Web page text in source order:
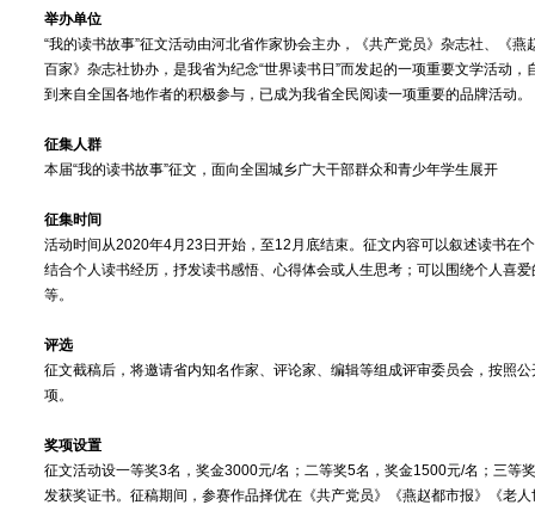
举办单位
“我的读书故事”征文活动由河北省作家协会主办，《共产党员》杂志社、《
百家》杂志社协办，是我省为纪念“世界读书日”而发起的一项重要文学活动
到来自全国各地作者的积极参与，已成为我省全民阅读一项重要的品牌活动。
征集人群
本届“我的读书故事”征文，面向全国城乡广大干部群众和青少年学生展开
征集时间
活动时间从2020年4月23日开始，至12月底结束。征文内容可以叙述读书在
结合个人读书经历，抒发读书感悟、心得体会或人生思考；可以围绕个人喜
等。
评选
征文截稿后，将邀请省内知名作家、评论家、编辑等组成评审委员会，按照
项。
奖项设置
征文活动设一等奖3名，奖金3000元/名；二等奖5名，奖金1500元/名；三等
发获奖证书。征稿期间，参赛作品择优在《共产党员》《燕赵都市报》《老